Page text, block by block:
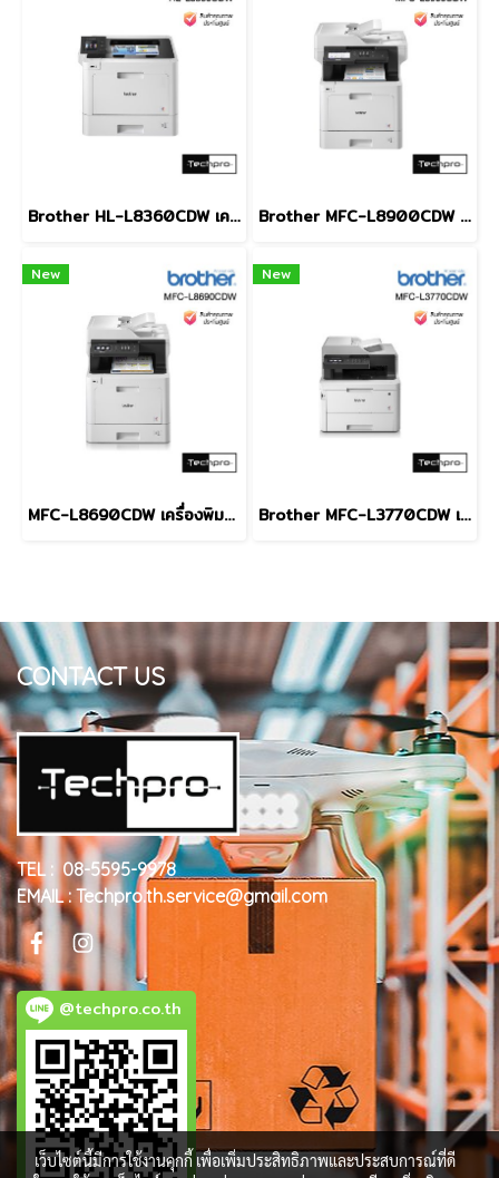
Brother HL-L8360CDW เครื่องพิมพ์เลเซอร์สี Brother MFC-L8900CDW เครื่องพิมพ์เลเซอร์สี และมัลติฟังก์ชัน
New
MFC-L8690CDW เครื่องพิมพ์เลเซอร์สี และมัลติฟังก์ชัน
New
Brother MFC-L3770CDW เครื่องพิมพ์สี LED และมัลติฟังก์ชัน
CONTACT US
TEL : 08-5595-9978
EMAIL : Techpro.th.service@gmail.com
@techpro.co.th
เว็บไซต์นี้มีการใช้งานคุกกี้ เพื่อเพิ่มประสิทธิภาพและประสบการณ์ที่ดี